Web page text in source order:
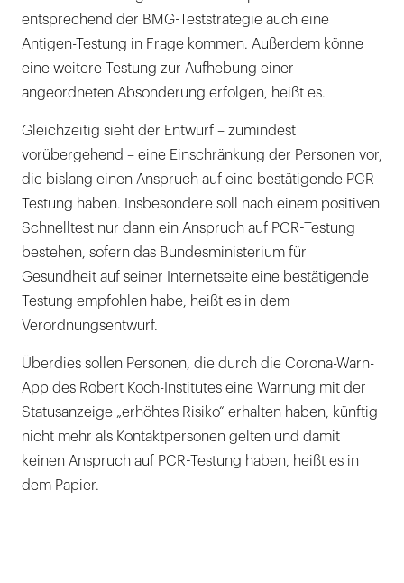
entsprechend der BMG-Teststrategie auch eine
Antigen-Testung in Frage kommen. Außerdem könne
eine weitere Testung zur Aufhebung einer
angeordneten Absonderung erfolgen, heißt es.
Gleichzeitig sieht der Entwurf – zumindest
vorübergehend – eine Einschränkung der Personen vor,
die bislang einen Anspruch auf eine bestätigende PCR-
Testung haben. Insbesondere soll nach einem positiven
Schnelltest nur dann ein Anspruch auf PCR-Testung
bestehen, sofern das Bundesministerium für
Gesundheit auf seiner Internetseite eine bestätigende
Testung empfohlen habe, heißt es in dem
Verordnungsentwurf.
Überdies sollen Personen, die durch die Corona-Warn-
App des Robert Koch-Institutes eine Warnung mit der
Statusanzeige „erhöhtes Risiko“ erhalten haben, künftig
nicht mehr als Kontaktpersonen gelten und damit
keinen Anspruch auf PCR-Testung haben, heißt es in
dem Papier.